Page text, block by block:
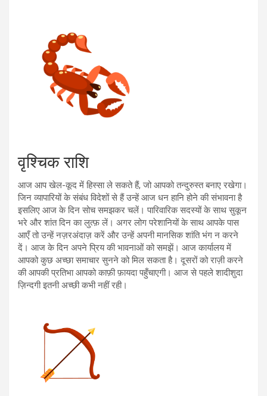
वृश्चिक राशि
आज आप खेल-कूद में हिस्सा ले सकते हैं, जो आपको तन्दुरुस्त बनाए रखेगा।
जिन व्यापारियों के संबंध विदेशों से हैं उन्हें आज धन हानि होने की संभावना है
इसलिए आज के दिन सोच समझकर चलें। पारिवारिक सदस्यों के साथ सुकून
भरे और शांत दिन का लुत्फ़ लें। अगर लोग परेशानियों के साथ आपके पास
आएँ तो उन्हें नज़रअंदाज़ करें और उन्हें अपनी मानसिक शांति भंग न करने
दें। आज के दिन अपने प्रिय की भावनाओं को समझें। आज कार्यालय में
आपको कुछ अच्छा समाचार सुनने को मिल सकता है। दूसरों को राज़ी करने
की आपकी प्रतिभा आपको काफ़ी फ़ायदा पहुँचाएगी। आज से पहले शादीशुदा
ज़िन्दगी इतनी अच्छी कभी नहीं रही।